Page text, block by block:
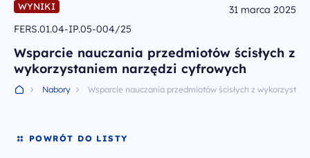
O programie
Wiadomości
WYNIKI
31 marca 2025
FERS.01.04-IP.05-004/25
Wsparcie nauczania przedmiotów ścisłych z
wykorzystaniem narzędzi cyfrowych
Nabory Wsparcie nauczania przedmiotów ścisłych z
POWRÓT DO LISTY